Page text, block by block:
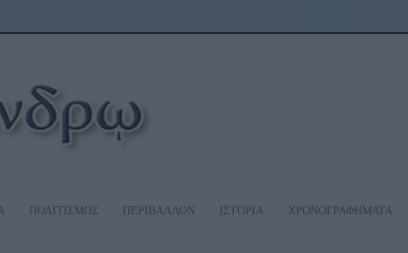
ΠΟΛΙΤΙΣΜΟΣ ΠΕΡΙΒΑΛΛΟΝ ΙΣΤΟΡΙΑ ΧΡΟΝΟΓΡΑΦΗΜΑΤΑ